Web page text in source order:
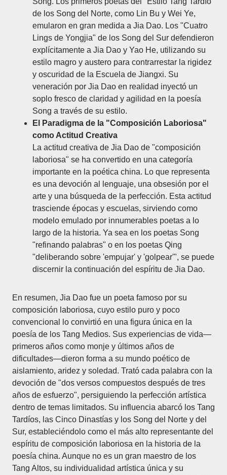
de los Song del Norte, como Lin Bu y Wei Ye,
emularon en gran medida a Jia Dao. Los "Cuatro
Lings de Yongjia" de los Song del Sur defendieron
explícitamente a Jia Dao y Yao He, utilizando su
estilo magro y austero para contrarrestar la rigidez
y oscuridad de la Escuela de Jiangxi. Su
veneración por Jia Dao en realidad inyectó un
soplo fresco de claridad y agilidad en la poesía
Song a través de su estilo.
El Paradigma de la "Composición Laboriosa"
como Actitud Creativa
La actitud creativa de Jia Dao de "composición
laboriosa" se ha convertido en una categoría
importante en la poética china. Lo que representa
es una devoción al lenguaje, una obsesión por el
arte y una búsqueda de la perfección. Esta actitud
trasciende épocas y escuelas, sirviendo como
modelo emulado por innumerables poetas a lo
largo de la historia. Ya sea en los poetas Song
"refinando palabras" o en los poetas Qing
"deliberando sobre 'empujar' y 'golpear'", se puede
discernir la continuación del espíritu de Jia Dao.
En resumen, Jia Dao fue un poeta famoso por su
composición laboriosa, cuyo estilo puro y poco
convencional lo convirtió en una figura única en la
poesía de los Tang Medios. Sus experiencias de vida—
primeros años como monje y últimos años de
dificultades—dieron forma a su mundo poético de
aislamiento, aridez y soledad. Trató cada palabra con la
devoción de "dos versos compuestos después de tres
años de esfuerzo", persiguiendo la perfección artística
dentro de temas limitados. Su influencia abarcó los Tang
Tardíos, las Cinco Dinastías y los Song del Norte y del
Sur, estableciéndolo como el más alto representante del
espíritu de composición laboriosa en la historia de la
poesía china. Aunque no es un gran maestro de los
Tang Altos, su individualidad artística única y su